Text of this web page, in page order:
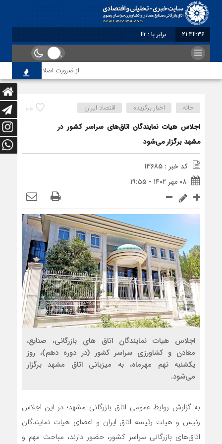
21:44:36 برابر با : Friday - 7 August - 2026
از ضرورت اصلاح رویه‌های
34 خانه اخبار برگزیده اقتصاد ایران
اجلاس هیات نمایندگان اتاق‌های سراسر کشور در
مشهد برگزار می‌شود
کد خبر : 13685
۰۸ مهر ۱۴۰۲ - ۱۹:۵۵
اجلاس هیات نمایندگان اتاق های بازرگانی، صنایع،
معادن و کشاورزی سراسر کشور (در دوره دهم)، روز
یکشنبه نهم مهرماه، به میزبانی اتاق مشهد برگزار
می‌شود.
به گزارش روابط عمومی اتاق بازرگانی مشهد؛ در این اجلاس
رئیس و هیات رئیسه اتاق ایران و اعضای هیات نمایندگان
اتاق‌های بازرگانی سراسر کشور، حضور دارند، مباحث مهم و